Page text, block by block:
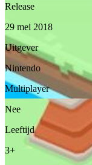
Release
29 mei 2018
Uitgever
Nintendo
Multiplayer
Nee
Leeftijd
3+